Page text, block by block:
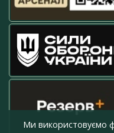
Ми використовуємо